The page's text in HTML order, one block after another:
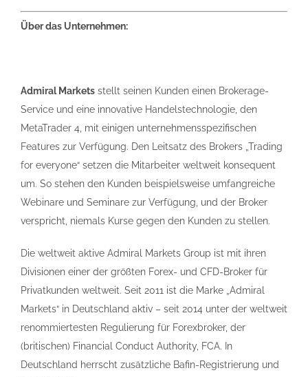
Über das Unternehmen:
Admiral Markets stellt seinen Kunden einen Brokerage-
Service und eine innovative Handelstechnologie, den
MetaTrader 4, mit einigen unternehmensspezifischen
Features zur Verfügung. Den Leitsatz des Brokers „Trading
for everyone“ setzen die Mitarbeiter weltweit konsequent
um. So stehen den Kunden beispielsweise umfangreiche
Webinare und Seminare zur Verfügung, und der Broker
verspricht, niemals Kurse gegen den Kunden zu stellen.
Die weltweit aktive Admiral Markets Group ist mit ihren
Divisionen einer der größten Forex- und CFD-Broker für
Privatkunden weltweit. Seit 2011 ist die Marke „Admiral
Markets“ in Deutschland aktiv – seit 2014 unter der weltweit
renommiertesten Regulierung für Forexbroker, der
(britischen) Financial Conduct Authority, FCA. In
Deutschland herrscht zusätzliche Bafin-Registrierung und